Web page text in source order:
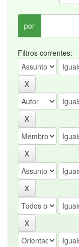
por
Filtros correntes: